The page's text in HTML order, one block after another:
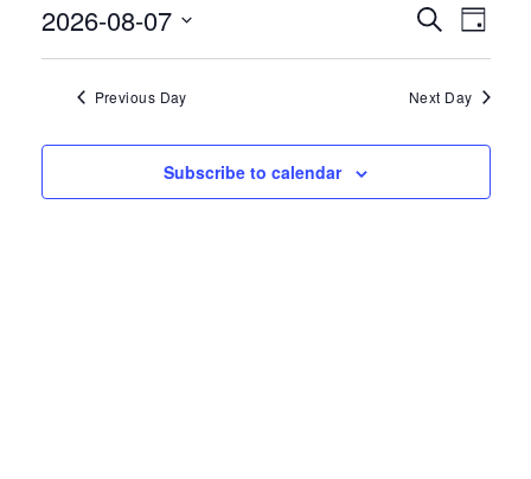
and
Search
Day
2026-08-07
Previous Day Next Day
Subscribe to calendar